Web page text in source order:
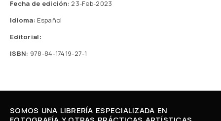
Fecha de edición: 23-Feb-2023
Idioma: Español
Editorial:
ISBN: 978-84-17419-27-1
SOMOS UNA LIBRERÍA ESPECIALIZADA EN